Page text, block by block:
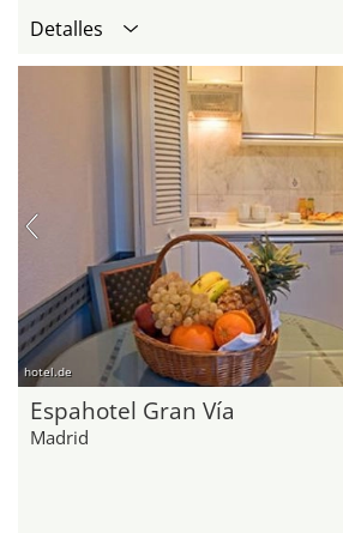
Detalles
hotel.de
Espahotel Gran Vía
Madrid